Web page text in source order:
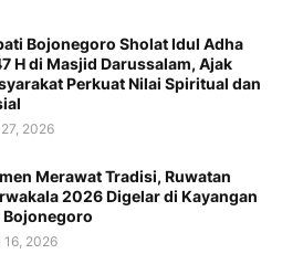
Bojonegoro Sholat Idul Adha
H di Masjid Darussalam, Ajak
Perkuat Nilai Spiritual dan
2026
Merawat Tradisi, Ruwatan
2026 Digelar di Kayangan
Bojonegoro
16, 2026